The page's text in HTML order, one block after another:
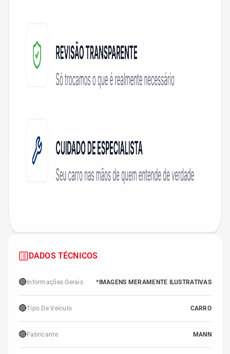
DADOS TÉCNICOS
🔴 Informações Gerais *IMAGENS MERAMENTE ILUSTRATIVAS
🔴Tipo De Veículo CARRO
🔴 Fabricante MANN